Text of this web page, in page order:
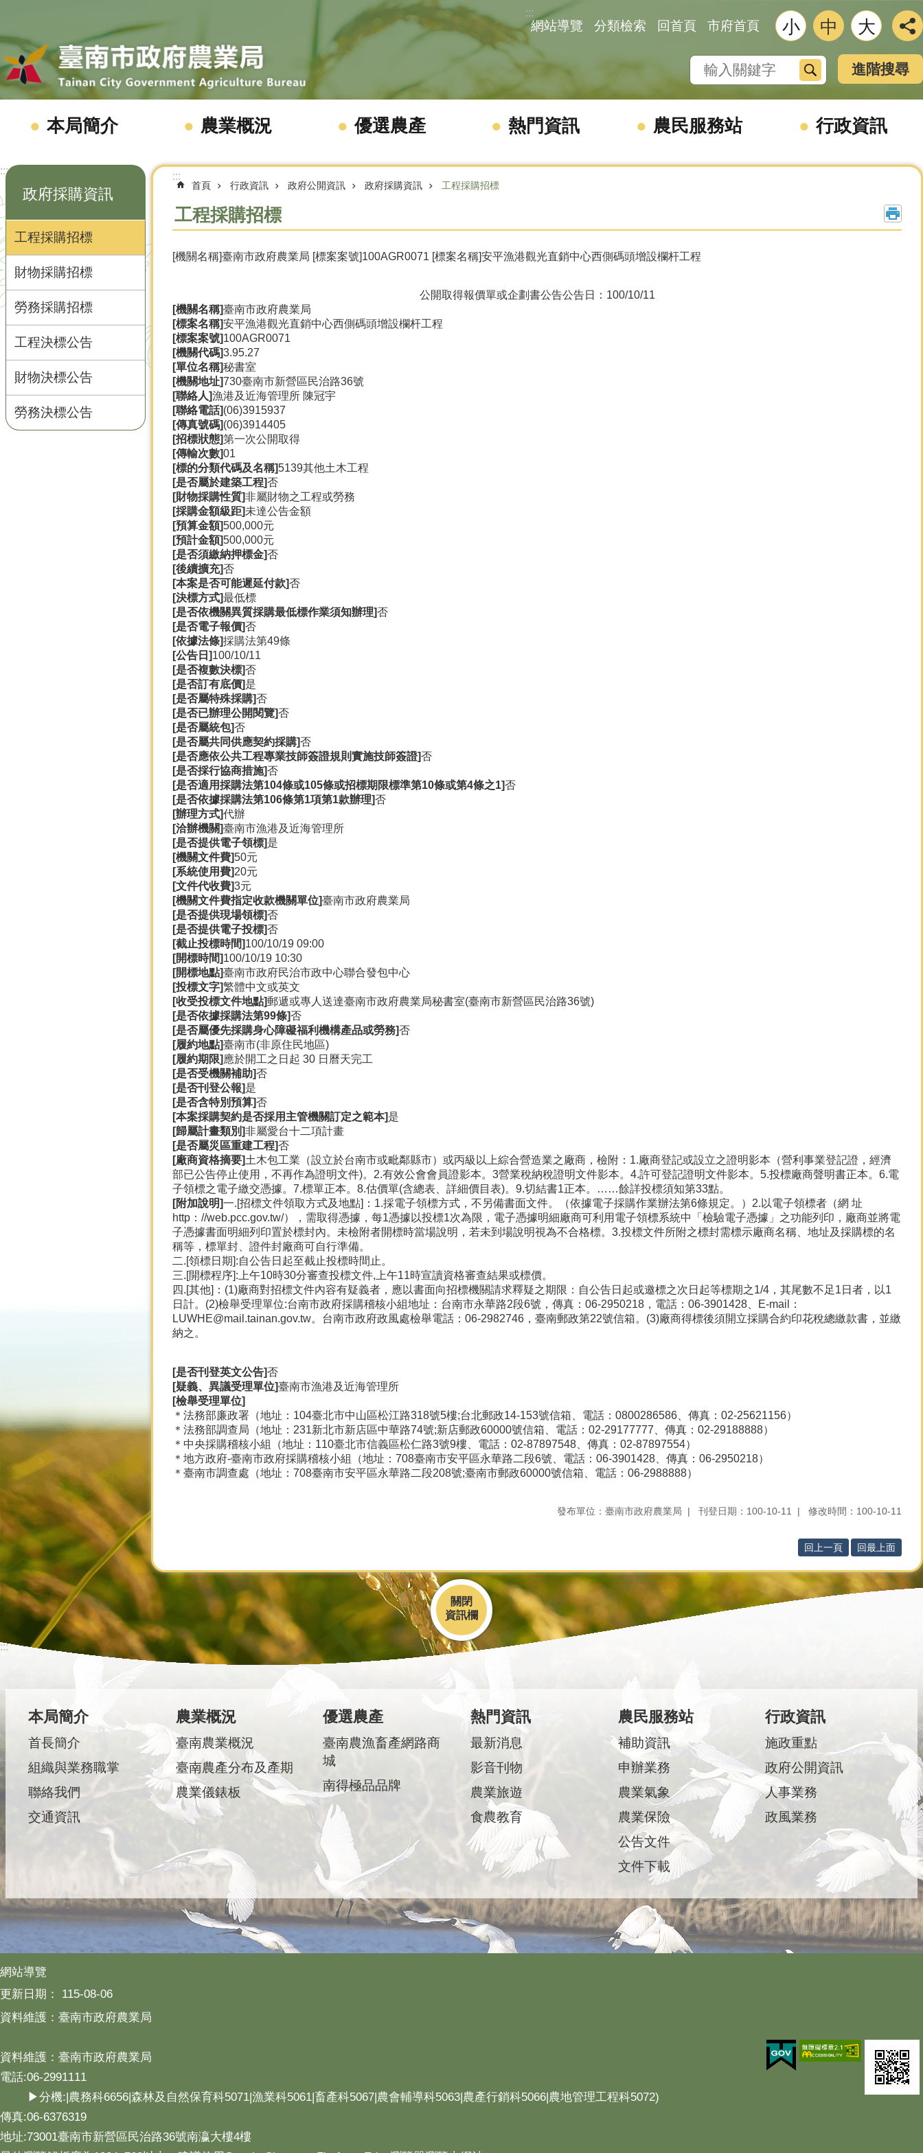
:::
網站導覽 分類檢索 回首頁 市府首頁 小 中 大
搜尋 進階搜尋
本局簡介 農業概況 優選農產 熱門資訊 農民服務站 行政資訊
:::
政府採購資訊
工程採購招標
財物採購招標
勞務採購招標
工程決標公告
財物決標公告
勞務決標公告
:::
首頁 行政資訊 政府公開資訊 政府採購資訊 工程採購招標
工程採購招標
[機關名稱]臺南市政府農業局 [標案案號]100AGR0071 [標案名稱]安平漁港觀光直銷中心西側碼頭增設欄杆工程
公開取得報價單或企劃書公告公告日：100/10/11
[機關名稱]臺南市政府農業局
[標案名稱]安平漁港觀光直銷中心西側碼頭增設欄杆工程
[標案案號]100AGR0071
[機關代碼]3.95.27
[單位名稱]秘書室
[機關地址]730臺南市新營區民治路36號
[聯絡人]漁港及近海管理所 陳冠宇
[聯絡電話](06)3915937
[傳真號碼](06)3914405
[招標狀態]第一次公開取得
[傳輸次數]01
[標的分類代碼及名稱]5139其他土木工程
[是否屬於建築工程]否
[財物採購性質]非屬財物之工程或勞務
[採購金額級距]未達公告金額
[預算金額]500,000元
[預計金額]500,000元
[是否須繳納押標金]否
[後續擴充]否
[本案是否可能遲延付款]否
[決標方式]最低標
[是否依機關異質採購最低標作業須知辦理]否
[是否電子報價]否
[依據法條]採購法第49條
[公告日]100/10/11
[是否複數決標]否
[是否訂有底價]是
[是否屬特殊採購]否
[是否已辦理公開閱覽]否
[是否屬統包]否
[是否屬共同供應契約採購]否
[是否應依公共工程專業技師簽證規則實施技師簽證]否
[是否採行協商措施]否
[是否適用採購法第104條或105條或招標期限標準第10條或第4條之1]否
[是否依據採購法第106條第1項第1款辦理]否
[辦理方式]代辦
[洽辦機關]臺南市漁港及近海管理所
[是否提供電子領標]是
[機關文件費]50元
[系統使用費]20元
[文件代收費]3元
[機關文件費指定收款機關單位]臺南市政府農業局
[是否提供現場領標]否
[是否提供電子投標]否
[截止投標時間]100/10/19 09:00
[開標時間]100/10/19 10:30
[開標地點]臺南市政府民治市政中心聯合發包中心
[投標文字]繁體中文或英文
[收受投標文件地點]郵遞或專人送達臺南市政府農業局秘書室(臺南市新營區民治路36號)
[是否依據採購法第99條]否
[是否屬優先採購身心障礙福利機構產品或勞務]否
[履約地點]臺南市(非原住民地區)
[履約期限] 應於開工之日起 30 日曆天完工
[是否受機關補助]否
[是否刊登公報]是
[是否含特別預算]否
[本案採購契約是否採用主管機關訂定之範本]是
[歸屬計畫類別]非屬愛台十二項計畫
[是否屬災區重建工程]否
[廠商資格摘要]土木包工業（設立於台南市或毗鄰縣市）或丙級以上綜合營造業之廠商，檢附：1.廠商登記或設立之證明影本（營利事業登記證，經濟
部已公告停止使用，不再作為證明文件)。2.有效公會會員證影本。3營業稅納稅證明文件影本。4.許可登記證明文件影本。5.投標廠商聲明書正本。6.電
子領標之電子繳交憑據。7.標單正本。8.估價單(含總表、詳細價目表)。9.切結書1正本。……餘詳投標須知第33點。
[附加說明]一.[招標文件領取方式及地點]：1.採電子領標方式，不另備書面文件。（依據電子採購作業辦法第6條規定。）2.以電子領標者（網 址
http：//web.pcc.gov.tw/），需取得憑據，每1憑據以投標1次為限，電子憑據明細廠商可利用電子領標系統中「檢驗電子憑據」之功能列印，廠商並將電
子憑據書面明細列印置於標封內。未檢附者開標時當場說明，若未到場說明視為不合格標。3.投標文件所附之標封需標示廠商名稱、地址及採購標的名
稱等，標單封、證件封廠商可自行準備。
二.[領標日期]:自公告日起至截止投標時間止。
三.[開標程序]:上午10時30分審查投標文件,上午11時宣讀資格審查結果或標價。
四.[其他]：(1)廠商對招標文件內容有疑義者，應以書面向招標機關請求釋疑之期限：自公告日起或邀標之次日起等標期之1/4，其尾數不足1日者，以1
日計。(2)檢舉受理單位:台南市政府採購稽核小組地址：台南市永華路2段6號，傳真：06-2950218，電話：06-3901428、E-mail：
LUWHE@mail.tainan.gov.tw。台南市政府政風處檢舉電話：06-2982746，臺南郵政第22號信箱。(3)廠商得標後須開立採購合約印花稅總繳款書，並繳
納之。
[是否刊登英文公告]否
[疑義、異議受理單位]臺南市漁港及近海管理所
[檢舉受理單位]
＊法務部廉政署（地址：104臺北市中山區松江路318號5樓;台北郵政14-153號信箱、電話：0800286586、傳真：02-25621156）
＊法務部調查局（地址：231新北市新店區中華路74號;新店郵政60000號信箱、電話：02-29177777、傳真：02-29188888）
＊中央採購稽核小組（地址：110臺北市信義區松仁路3號9樓、電話：02-87897548、傳真：02-87897554）
＊地方政府-臺南市政府採購稽核小組（地址：708臺南市安平區永華路二段6號、電話：06-3901428、傳真：06-2950218）
＊臺南市調查處（地址：708臺南市安平區永華路二段208號;臺南市郵政60000號信箱、電話：06-2988888）
發布單位：臺南市政府農業局 刊登日期：100-10-11 修改時間：100-10-11
回上一頁 回最上面
關閉
:::
本局簡介
首長簡介
組織與業務職掌
聯絡我們
交通資訊
農業概況
臺南農業概況
臺南農產分布及產期
農業儀錶板
優選農產
臺南農漁畜產網路商
城
南得極品品牌
熱門資訊
最新消息
影音刊物
農業旅遊
食農教育
農民服務站
補助資訊
申辦業務
農業氣象
農業保險
公告文件
文件下載
行政資訊
施政重點
政府公開資訊
人事業務
政風業務
網站導覽
更新日期：
115-08-06
資料維護：臺南市政府農業局
資料維護：臺南市政府農業局
電話:06-2991111
▶分機:|農務科6656|森林及自然保育科5071|漁業科5061|畜產科5067|農會輔導科5063|農產行銷科5066|農地管理工程科5072)
傳真:06-6376319
地址:73001臺南市新營區民治路36號南瀛大樓4樓